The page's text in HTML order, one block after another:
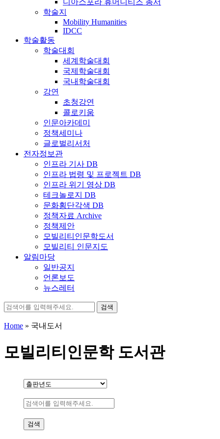
디아스포라 휴머니티즈 총서
학술지
Mobility Humanities
IDCC
학술활동
학술대회
세계학술대회
국제학술대회
국내학술대회
강연
초청강연
콜로키움
인문아카데미
정책세미나
글로벌리서처
전자정보관
인프라 기사 DB
인프라 법령 및 프로젝트 DB
인프라 위기 영상 DB
테크놀로지 DB
문화횡단각색 DB
정책자료 Archive
정책제안
모빌리티인문학도서
모빌리티 인문지도
알림마당
일반공지
언론보도
뉴스레터
검
Home » 국내도서
모빌리티인문학 도서관